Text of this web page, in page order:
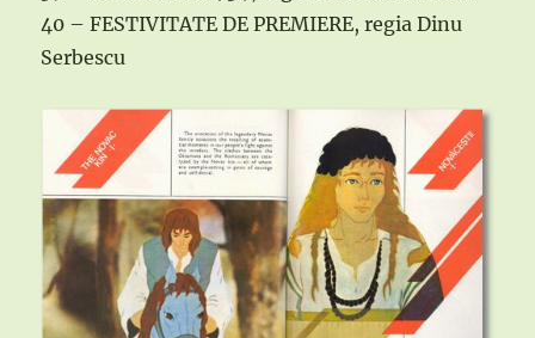
40 – FESTIVITATE DE PREMIERE, regia Dinu
Serbescu